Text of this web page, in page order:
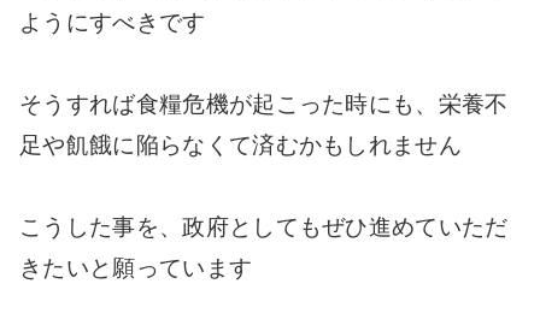
ようにすべきです
そうすれば食糧危機が起こった時にも、栄養不
足や飢餓に陥らなくて済むかもしれません
こうした事を、政府としてもぜひ進めていただ
きたいと願っています